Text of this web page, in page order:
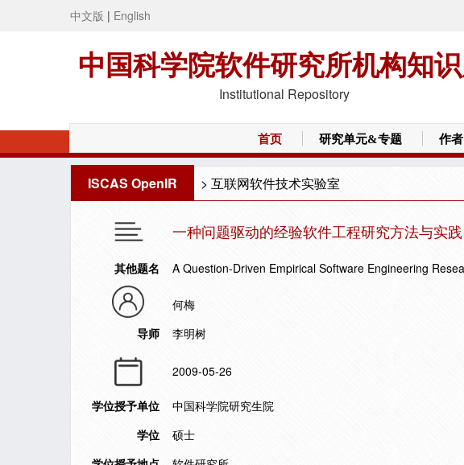
中文版 | English
中国科学院软件研究所机构知
Institutional Repository
首页 研究单元&专题 作者
ISCAS OpenIR > 互联网软件技术实验室
一种问题驱动的经验软件工程研究方法与实践
其他题名 A Question-Driven Empirical Software Engineering
何梅
导师
李明树
2009-05-26
学位授予单位
中国科学院研究生院
学位
硕士